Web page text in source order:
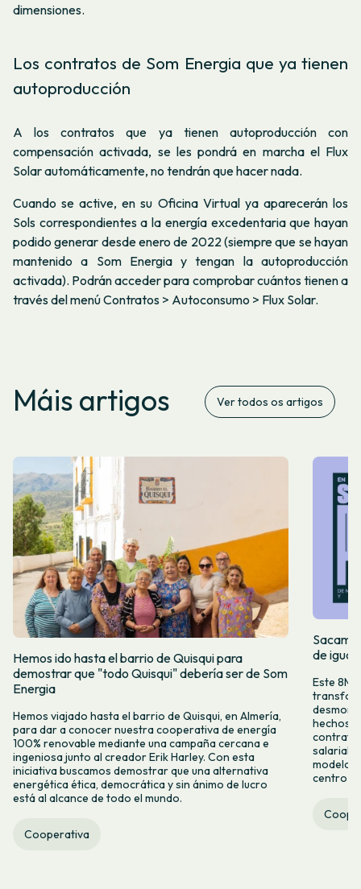
dimensiones.
Los contratos de Som Energia que ya tienen
autoproducción
A los contratos que ya tienen autoproducción con
compensación activada, se les pondrá en marcha el Flux
Solar automáticamente, no tendrán que hacer nada.
Cuando se active, en su Oficina Virtual ya aparecerán los
Sols correspondientes a la energía excedentaria que hayan
podido generar desde enero de 2022 (siempre que se hayan
mantenido a Som Energia y tengan la autoproducción
activada). Podrán acceder para comprobar cuántos tienen a
través del menú Contratos > Autoconsumo > Flux Solar.
Máis artigos Ver todos os artigos
Hemos ido hasta el barrio de Quisqui para
demostrar que "todo Quisqui" debería ser de Som
Energia
Hemos viajado hasta el barrio de Quisqui, en Almería,
para dar a conocer nuestra cooperativa de energía
100% renovable mediante una campaña cercana e
ingeniosa junto al creador Erik Harley. Con esta
iniciativa buscamos demostrar que una alternativa
energética ética, democrática y sin ánimo de lucro
está al alcance de todo el mundo.
Cooperativa
de
Este 8M,
hechos y
salarial y
modelo
centro